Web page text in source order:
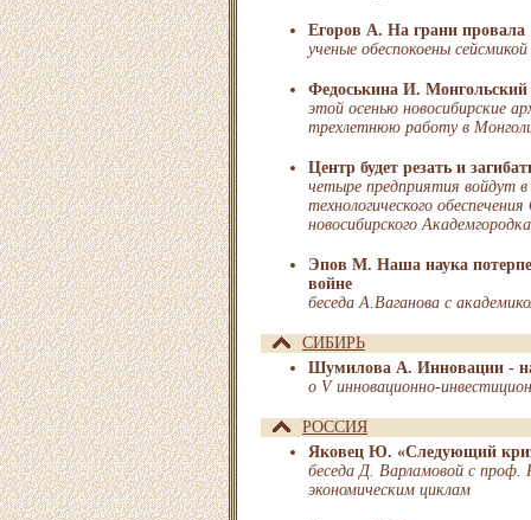
Егоров А. На грани провала
ученые обеспокоены сейсмикой
Федоськина И. Монгольский
этой осенью новосибирские
трехлетнюю работу в
Центр будет резать и
четыре предприятия войдут
технологического
новосибирского
Эпов М. Наша наука
войне
беседа А.Ваганова с
СИБИРЬ
Шумилова А. Инновации -
о V инновационно-
РОССИЯ
Яковец Ю. «Следующий
беседа Д. Варламовой с
экономическим циклам